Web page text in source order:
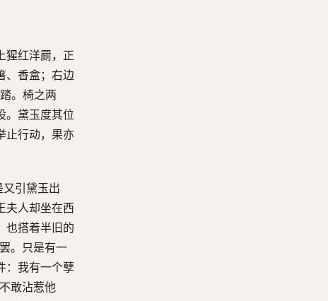
猩红洋罽，正
、香盒；右边
。椅之两
。黛玉度其位
止行动，果亦
引黛玉出
夫人却坐在西
也搭着半旧的
。只是有一
：我有一个孽
敢沾惹他